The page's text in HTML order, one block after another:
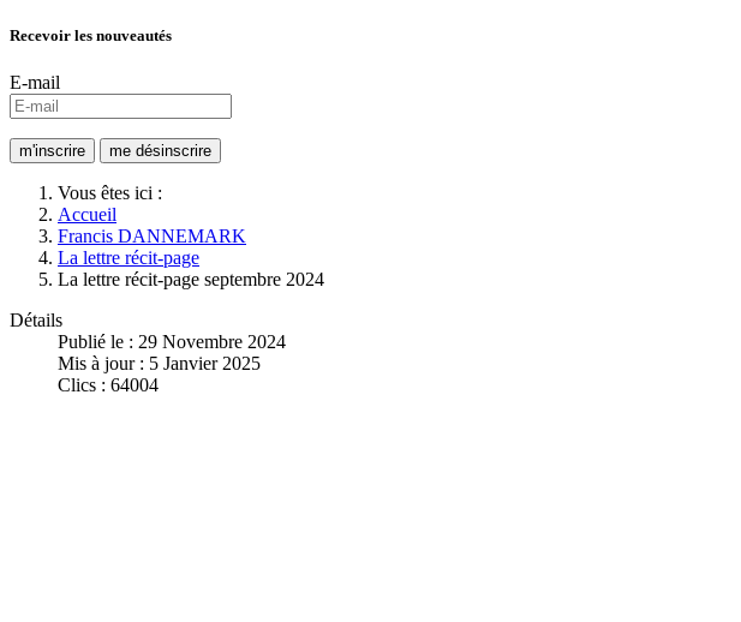
Recevoir les nouveautés
E-mail
Vous êtes ici :
Accueil
Francis DANNEMARK
La lettre récit-page
La lettre récit-page septembre 2024
Détails
Publié le : 29 Novembre 2024
Mis à jour : 5 Janvier 2025
Clics : 64004